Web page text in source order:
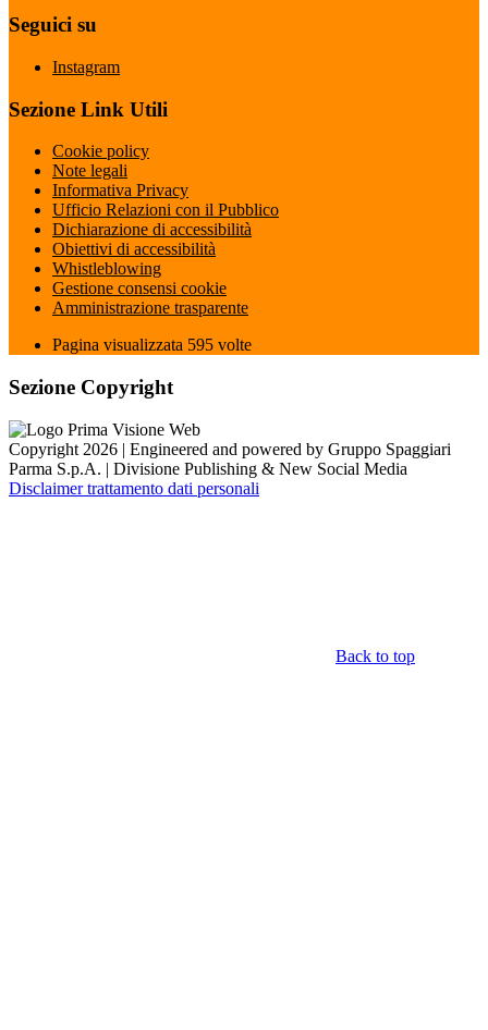
Seguici su
Instagram
Sezione Link Utili
Cookie policy
Note legali
Informativa Privacy
Ufficio Relazioni con il Pubblico
Dichiarazione di accessibilità
Obiettivi di accessibilità
Whistleblowing
Gestione consensi cookie
Amministrazione trasparente
Pagina visualizzata 595 volte
Sezione Copyright
Copyright 2026 | Engineered and powered by Gruppo Spaggiari
Parma S.p.A. | Divisione Publishing & New Social Media
Disclaimer trattamento dati personali
Back to top